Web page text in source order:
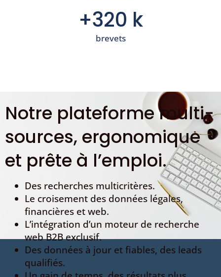
+320 k
brevets
Notre plateforme multi-
sources, ergonomique
et prête à l’emploi.
Des recherches multicritères.
Le croisement des données légales,
financières et web.
L’intégration d’un moteur de recherche
web B2B exclusif.
Des données à jour et fiables, des leads
qualifiés.